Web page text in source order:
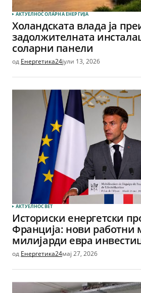
АКТУЕЛНОСОЛАРНА EНЕРГИЈА
Холандската влада ја
задолжителната
соларни панели
од Енергетика24јули 13, 2026
АКТУЕЛНОСВЕТ
Историски енергетски
Франција: нови работни
милијарди евра
од Енергетика24мај 27, 2026